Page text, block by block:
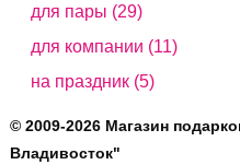
для пары (29)
для компании (11)
на праздник (5)
© 2009-2026 Магазин
Владивосток"